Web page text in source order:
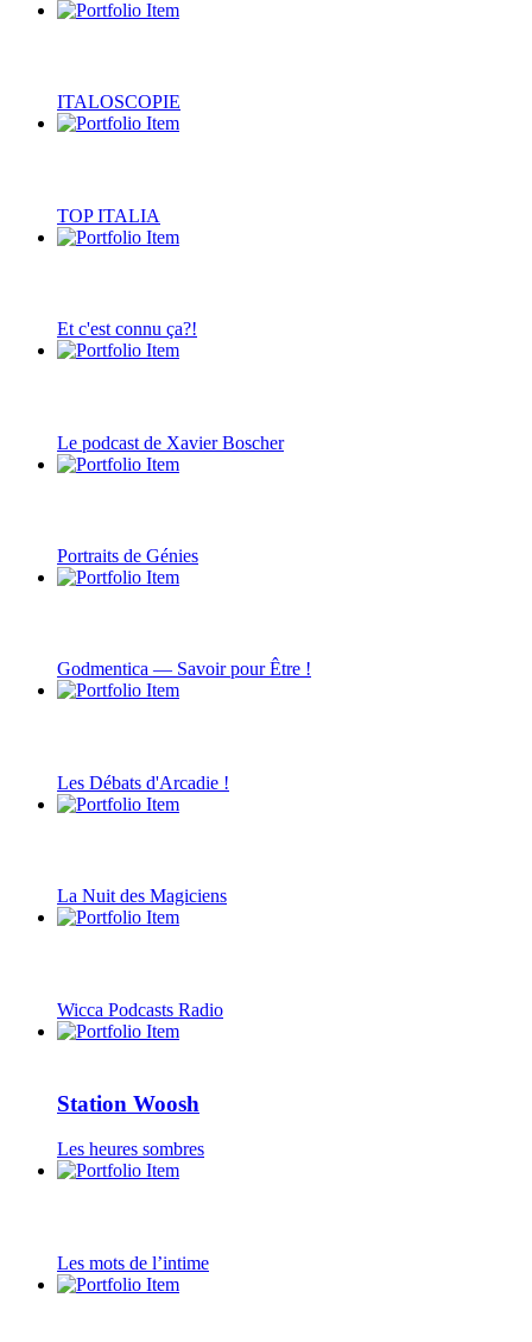
ITALOSCOPIE
TOP ITALIA
Et c'est connu ça?!
Le podcast de Xavier Boscher
Portraits de Génies
Godmentica — Savoir pour Être !
Les Débats d'Arcadie !
La Nuit des Magiciens
Wicca Podcasts Radio
Station Woosh
Les heures sombres
Les mots de l’intime